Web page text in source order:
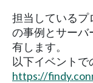
担当しているプ
の事例とサーバ
有します。
以下イベントで
https://